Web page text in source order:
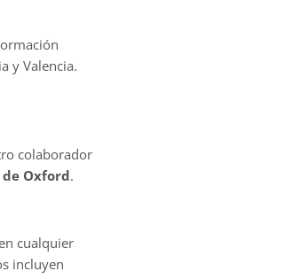
y Valencia.
colaborador
Oxford.
cualquier
incluyen